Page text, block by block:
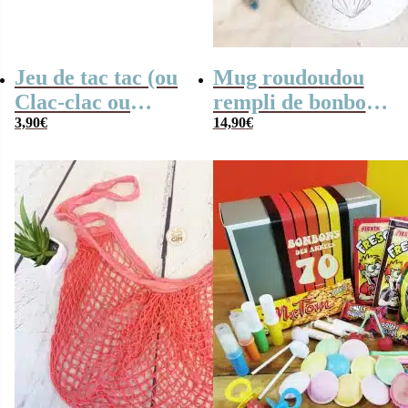
Jeu de tac tac (ou
Clac-clac ou
tacatac)
3,90€
Mug roudoudou
rempli de bonbons
rétro
14,90€